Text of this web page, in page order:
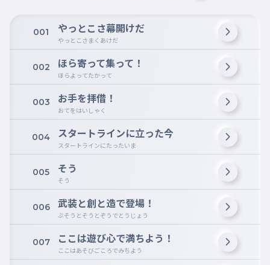
001 やっとこさ幕開けだ
やっとこさまくあけだ
002 ほら寄って集って！
ほらよってたかって
003 お手を拝借！
おてをはいしゃく
004 スタートラインに立った今
スタートラインにたったいま
005 そう
そう
006 武装と創と造で登場！
ぶそうとそうとぞうでとうじょう
007 ここは遊び心で満ちよう！
ここはあそびごころでみちよう